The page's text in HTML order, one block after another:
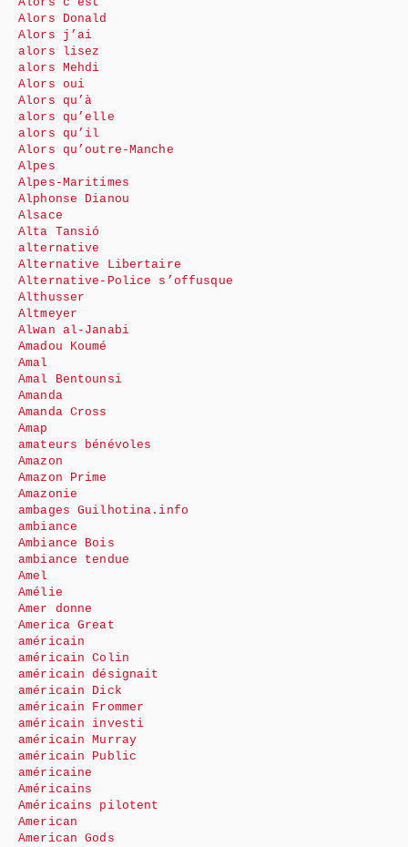
Alors Donald
Alors j’ai
alors lisez
alors Mehdi
Alors oui
Alors qu’à
alors qu’elle
alors qu’il
Alors qu’outre-Manche
Alpes
Alpes-Maritimes
Alphonse Dianou
Alsace
Alta Tansió
alternative
Alternative Libertaire
Alternative-Police s’offusque
Althusser
Altmeyer
Alwan al-Janabi
Amadou Koumé
Amal
Amal Bentounsi
Amanda
Amanda Cross
Amap
amateurs bénévoles
Amazon
Amazon Prime
Amazonie
ambages Guilhotina.info
ambiance
Ambiance Bois
ambiance tendue
Amel
Amélie
Amer donne
America Great
américain
américain Colin
américain désignait
américain Dick
américain Frommer
américain investi
américain Murray
américain Public
américaine
Américains
Américains pilotent
American
American Gods